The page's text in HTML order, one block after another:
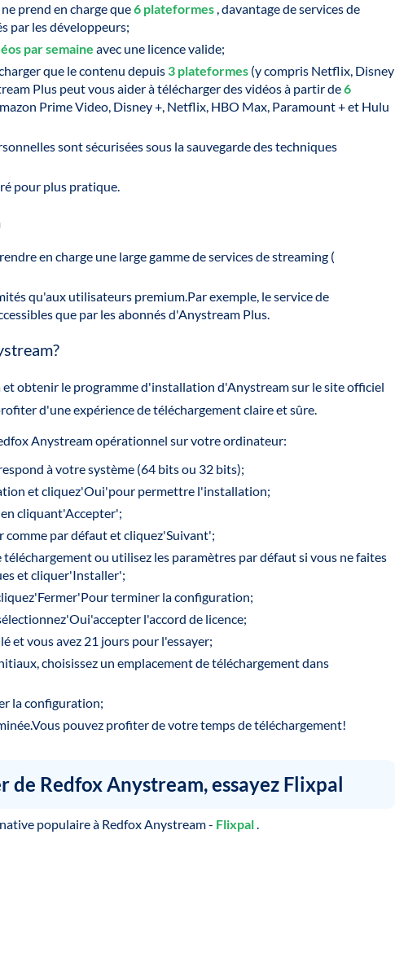
prend en charge que6 plateformes , davantage de services de
par les développeurs;
par semaine avec une licence valide;
que le contenu depuis 3 plateformes (y compris Netflix, Disney
Plus peut vous aider à télécharger des vidéos à partir de6
Prime Video, Disney +, Netflix, HBO Max, Paramount + et Hulu
sont sécurisées sous la sauvegarde des techniques
pour plus pratique.
en charge une large gamme de services de streaming (
qu'aux utilisateurs premium.Par exemple, le service de
que par les abonnés d'Anystream Plus.
obtenir le programme d'installation d'Anystream sur le site officiel
d'une expérience de téléchargement claire et sûre.
Anystream opérationnel sur votre ordinateur:
à votre système (64 bits ou 32 bits);
et cliquez'Oui'pour permettre l'installation;
cliquant'Accepter';
comme par défaut et cliquez'Suivant';
ou utilisez les paramètres par défaut si vous ne faites
et cliquer'Installer';
terminer la configuration;
l'accord de licence;
et vous avez 21 jours pour l'essayer;
choisissez un emplacement de téléchargement dans
la configuration;
pouvez profiter de votre temps de téléchargement!
de Redfox Anystream, essayez Flixpal
populaire à Redfox Anystream - Flixpal.